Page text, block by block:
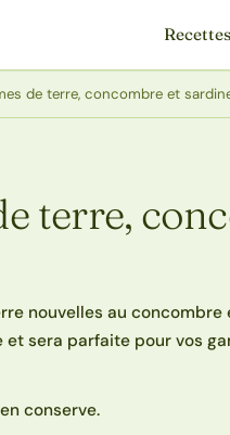
Recettes
de terre, concombre et
terre,
nouvelles au
sera parfaite pour vos
conserve.